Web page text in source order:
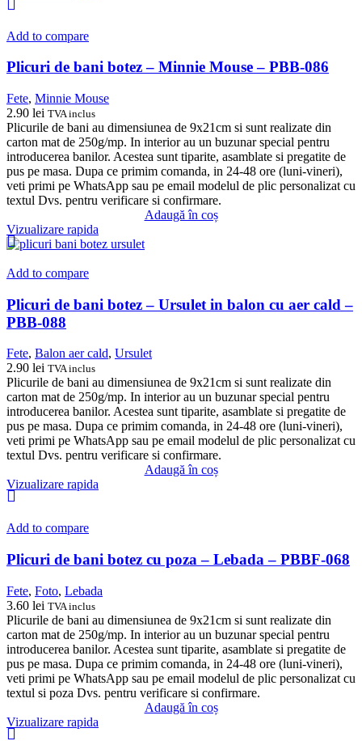
Add to compare
Plicuri de bani botez – Minnie Mouse – PBB-086
Fete, Minnie Mouse
2.90 lei TVA inclus
Plicurile de bani au dimensiunea de 9x21cm si sunt realizate din
carton mat de 250g/mp. In interior au un buzunar special pentru
introducerea banilor. Acestea sunt tiparite, asamblate si pregatite de
pus pe masa. Dupa ce primim comanda, in 24-48 ore (luni-vineri),
veti primi pe WhatsApp sau pe email modelul de plic personalizat cu
textul Dvs. pentru verificare si confirmare.
Adaugă în coș
Vizualizare rapida
Add to compare
Plicuri de bani botez – Ursulet in balon cu aer cald –
PBB-088
Fete, Balon aer cald, Ursulet
2.90 lei TVA inclus
Plicurile de bani au dimensiunea de 9x21cm si sunt realizate din
carton mat de 250g/mp. In interior au un buzunar special pentru
introducerea banilor. Acestea sunt tiparite, asamblate si pregatite de
pus pe masa. Dupa ce primim comanda, in 24-48 ore (luni-vineri),
veti primi pe WhatsApp sau pe email modelul de plic personalizat cu
textul Dvs. pentru verificare si confirmare.
Adaugă în coș
Vizualizare rapida
Add to compare
Plicuri de bani botez cu poza – Lebada – PBBF-068
Fete, Foto, Lebada
3.60 lei TVA inclus
Plicurile de bani au dimensiunea de 9x21cm si sunt realizate din
carton mat de 250g/mp. In interior au un buzunar special pentru
introducerea banilor. Acestea sunt tiparite, asamblate si pregatite de
pus pe masa. Dupa ce primim comanda, in 24-48 ore (luni-vineri),
veti primi pe WhatsApp sau pe email modelul de plic personalizat cu
textul si poza Dvs. pentru verificare si confirmare.
Adaugă în coș
Vizualizare rapida